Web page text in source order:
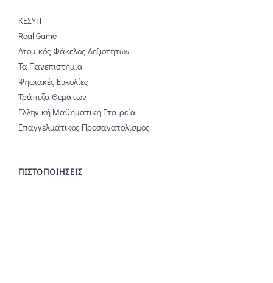
ΚΕΣΥΠ
Real Game
Ατομικός Φάκελος Δεξιοτήτων
Τα Πανεπιστήμια
Ψηφιακές Ευκολίες
Τράπεζα Θεμάτων
Ελληνική Μαθηματική Εταιρεία
Επαγγελματικός Προσανατολισμός
ΠΙΣΤΟΠΟΙΗΣΕΙΣ